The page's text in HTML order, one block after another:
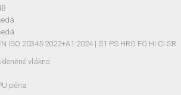
ISO 20345:2022+A1:2024 | S1 PS HRO FO HI CI SR
vlákno
pěna